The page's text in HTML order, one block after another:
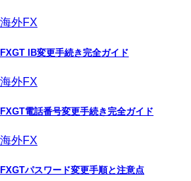
海外FX
FXGT IB変更手続き完全ガイド
海外FX
FXGT電話番号変更手続き完全ガイド
海外FX
FXGTパスワード変更手順と注意点